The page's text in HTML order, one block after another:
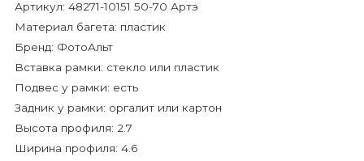
Артикул: 48271-10151 50-70 Артэ
Материал багета: пластик
Бренд: ФотоАльт
Вставка рамки: стекло или пластик
Подвес у рамки: есть
Задник у рамки: оргалит или картон
Высота профиля: 2.7
Ширина профиля: 4.6